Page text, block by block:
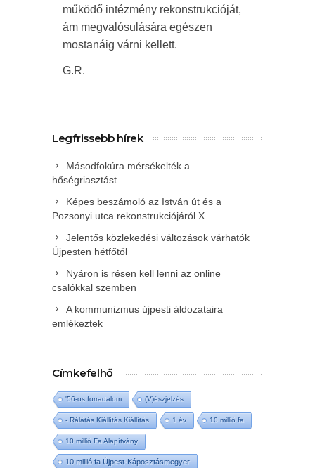
működő intézmény rekonstrukcióját,
ám megvalósulására egészen
mostanáig várni kellett.
G.R.
Legfrissebb hírek
Másodfokúra mérsékelték a
hőségriasztást
Képes beszámoló az István út és a
Pozsonyi utca rekonstrukciójáról X.
Jelentős közlekedési változások várhatók
Újpesten hétfőtől
Nyáron is résen kell lenni az online
csalókkal szemben
A kommunizmus újpesti áldozataira
emlékeztek
Címkefelhő
'56-os forradalom (V)észjelzés
- Rálátás Kiállítás Kiállítás 1 év 10 millió fa
10 millió Fa Alapítvány
10 millió fa Újpest-Káposztásmegyer